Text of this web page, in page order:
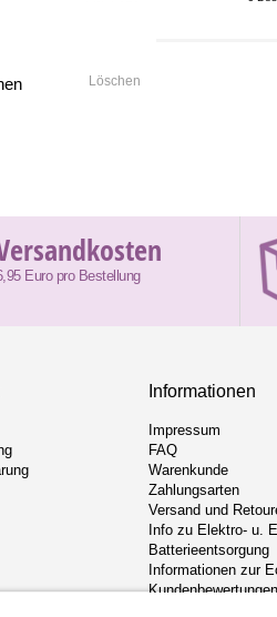
Löschen
Euro pro Bestellung
Informationen
Impressum
FAQ
Warenkunde
Zahlungsarten
Versand und
Info zu Elektro- u.
Batterieentsorgung
Informationen zur
Kundenbewertungen